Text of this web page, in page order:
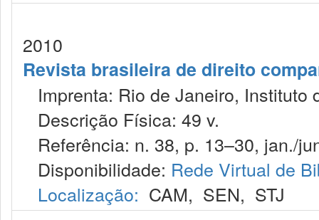
2010
Revista brasileira de direito
Imprenta: Rio de Janeiro, Instituto
Descrição Física: 49 v.
Referência: n. 38, p. 13–30, jan./
Disponibilidade: Rede Virtual de
Localização: CAM, SEN, STJ